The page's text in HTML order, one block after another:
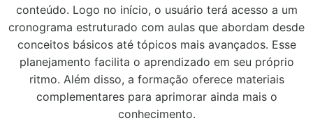
conteúdo. Logo no início, o usuário terá acesso a um
cronograma estruturado com aulas que abordam desde
conceitos básicos até tópicos mais avançados. Esse
planejamento facilita o aprendizado em seu próprio
ritmo. Além disso, a formação oferece materiais
complementares para aprimorar ainda mais o
conhecimento.